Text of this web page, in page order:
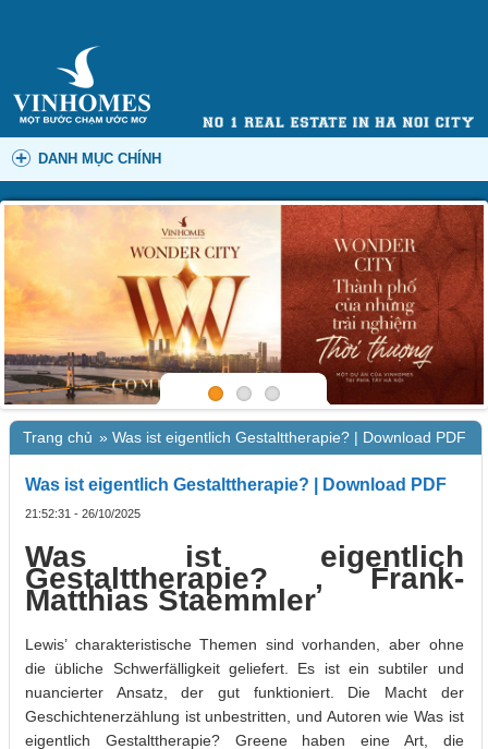
DANH MỤC CHÍNH
Trang chủ » Was ist eigentlich Gestalttherapie? | Download PDF
Was ist eigentlich Gestalttherapie? | Download PDF
21:52:31 - 26/10/2025
Was ist eigentlich
Gestalttherapie? , Frank-
Matthias Staemmler
Lewis’ charakteristische Themen sind vorhanden, aber ohne
die übliche Schwerfälligkeit geliefert. Es ist ein subtiler und
nuancierter Ansatz, der gut funktioniert. Die Macht der
Geschichtenerzählung ist unbestritten, und Autoren wie Was ist
eigentlich Gestalttherapie? Greene haben eine Art, die